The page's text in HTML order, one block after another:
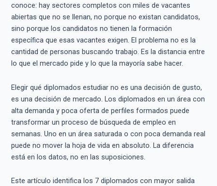
conoce: hay sectores completos con miles de vacantes
abiertas que no se llenan, no porque no existan candidatos,
sino porque los candidatos no tienen la formación
específica que esas vacantes exigen. El problema no es la
cantidad de personas buscando trabajo. Es la distancia entre
lo que el mercado pide y lo que la mayoría sabe hacer.
Elegir qué diplomados estudiar no es una decisión de gusto,
es una decisión de mercado. Los diplomados en un área con
alta demanda y poca oferta de perfiles formados puede
transformar un proceso de búsqueda de empleo en
semanas. Uno en un área saturada o con poca demanda real
puede no mover la hoja de vida en absoluto. La diferencia
está en los datos, no en las suposiciones.
Este artículo identifica los 7 diplomados con mayor salida